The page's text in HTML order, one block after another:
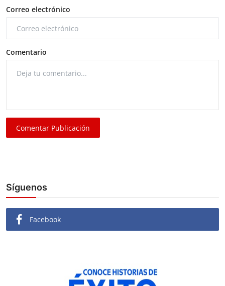
Correo electrónico
Comentario
Comentar Publicación
Síguenos
Facebook